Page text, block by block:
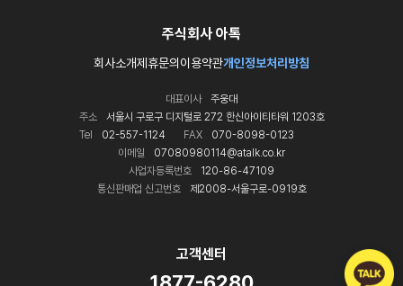
주식회사 아톡
회사소개제휴문의 이용약관개인정보처리방침
대표이사
주웅대
주소
서울시 구로구 디지털로 272 한신아이티타워 1203호
Tel
02-557-1124 FAX
070-8098-0123
이메일
07080980114@atalk.co.kr
사업자등록번호
120-86-47109
통신판매업 신고번호
제2008-서울구로-0919호
고객센터